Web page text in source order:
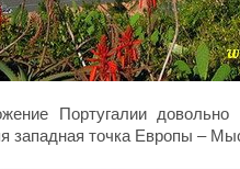
Португалии
западная точка Европы –